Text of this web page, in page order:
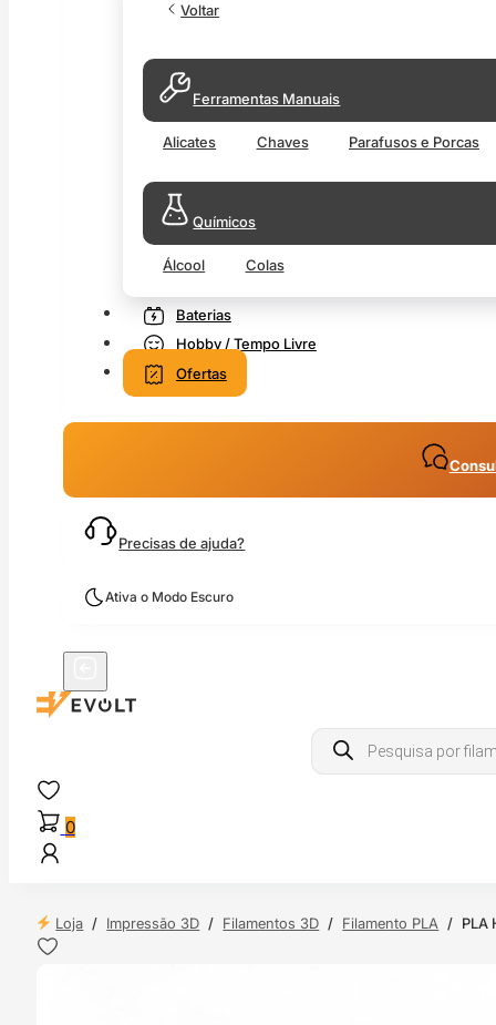
Voltar
Ferramentas Manuais
Alicates Chaves Parafusos e Porcas
Químicos
Álcool Colas
Baterias
Hobby / Tempo Livre
Ofertas
Precisas de ajuda?
Ativa o Modo Escuro
Products
search
0
Loja / Impressão 3D / Filamentos 3D / Filamento PLA / PLA